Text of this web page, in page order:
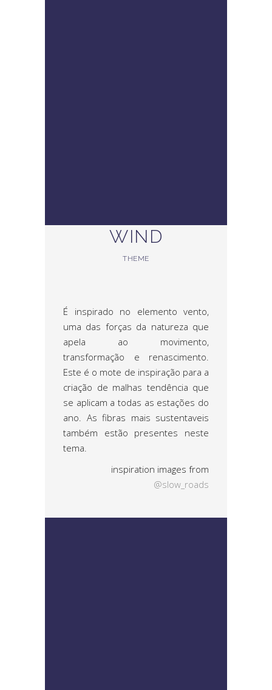
WIND
THEME
É inspirado no elemento vento,
uma das forças da natureza que
apela ao movimento,
transformação e renascimento.
Este é o mote de inspiração para a
criação de malhas tendência que
se aplicam a todas as estações do
ano. As fibras mais sustentaveis
também estão presentes neste
tema.
inspiration images from
@slow_roads